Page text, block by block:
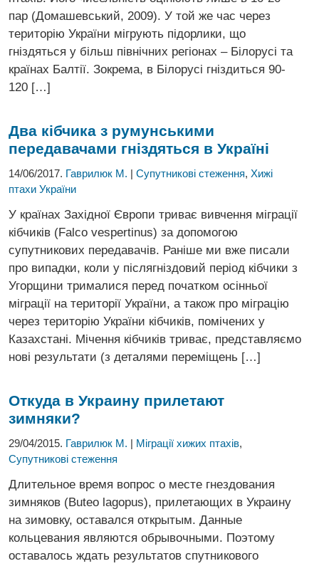
пар (Домашевський, 2009). У той же час через
територію України мігрують підорлики, що
гніздяться у більш північних регіонах – Білорусі та
країнах Балтії. Зокрема, в Білорусі гніздиться 90-
120 […]
Два кібчика з румунськими
передавачами гніздяться в Україні
14/06/2017. Гаврилюк М. | Супутникові стеження, Хижі
птахи України
У країнах Західної Європи триває вивчення міграції
кібчиків (Falco vespertinus) за допомогою
супутникових передавачів. Раніше ми вже писали
про випадки, коли у післягніздовий період кібчики з
Угорщини трималися перед початком осінньої
міграції на території України, а також про міграцію
через територію України кібчиків, помічених у
Казахстані. Мічення кібчиків триває, представляємо
нові результати (з деталями переміщень […]
Откуда в Украину прилетают
зимняки?
29/04/2015. Гаврилюк М. | Міграції хижих птахів,
Супутникові стеження
Длительное время вопрос о месте гнездования
зимняков (Buteo lagopus), прилетающих в Украину
на зимовку, оставался открытым. Данные
кольцевания являются обрывочными. Поэтому
оставалось ждать результатов спутникового